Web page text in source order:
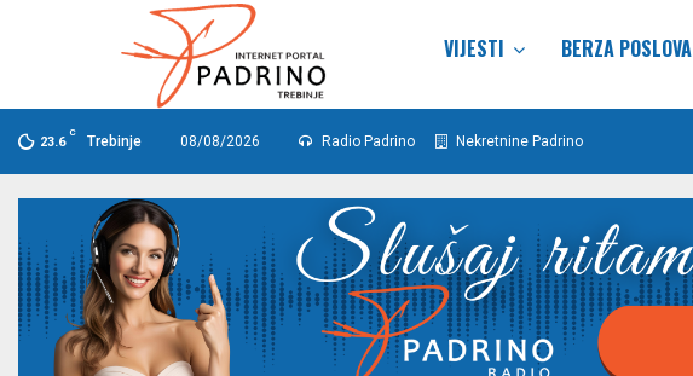
VIJESTI BERZA POSLOVA
23.6
C
Trebinje 08/08/2026 Radio Padrino Nekretnine Padrino